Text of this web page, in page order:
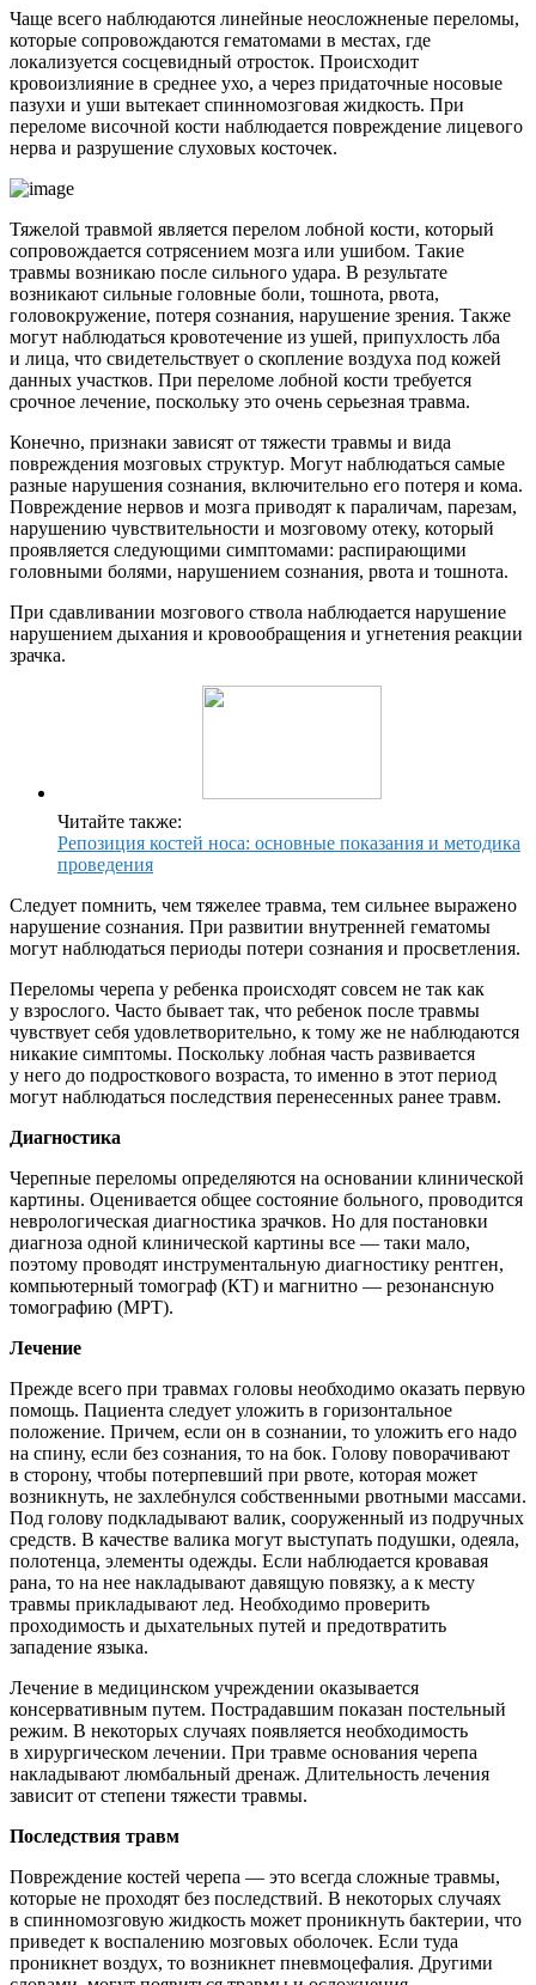
Чаще всего наблюдаются линейные неосложненые переломы,
которые сопровождаются гематомами в местах, где
локализуется сосцевидный отросток. Происходит
кровоизлияние в среднее ухо, а через придаточные носовые
пазухи и уши вытекает спинномозговая жидкость. При
переломе височной кости наблюдается повреждение лицевого
нерва и разрушение слуховых косточек.
Тяжелой травмой является перелом лобной кости, который
сопровождается сотрясением мозга или ушибом. Такие
травмы возникаю после сильного удара. В результате
возникают сильные головные боли, тошнота, рвота,
головокружение, потеря сознания, нарушение зрения. Также
могут наблюдаться кровотечение из ушей, припухлость лба
и лица, что свидетельствует о скопление воздуха под кожей
данных участков. При переломе лобной кости требуется
срочное лечение, поскольку это очень серьезная травма.
Конечно, признаки зависят от тяжести травмы и вида
повреждения мозговых структур. Могут наблюдаться самые
разные нарушения сознания, включительно его потеря и кома.
Повреждение нервов и мозга приводят к параличам, парезам,
нарушению чувствительности и мозговому отеку, который
проявляется следующими симптомами: распирающими
головными болями, нарушением сознания, рвота и тошнота.
При сдавливании мозгового ствола наблюдается нарушение
нарушением дыхания и кровообращения и угнетения реакции
зрачка.
Читайте также:
Репозиция костей носа: основные показания и методика
проведения
Следует помнить, чем тяжелее травма, тем сильнее выражено
нарушение сознания. При развитии внутренней гематомы
могут наблюдаться периоды потери сознания и просветления.
Переломы черепа у ребенка происходят совсем не так как
у взрослого. Часто бывает так, что ребенок после травмы
чувствует себя удовлетворительно, к тому же не наблюдаются
никакие симптомы. Поскольку лобная часть развивается
у него до подросткового возраста, то именно в этот период
могут наблюдаться последствия перенесенных ранее травм.
Диагностика
Черепные переломы определяются на основании клинической
картины. Оценивается общее состояние больного, проводится
неврологическая диагностика зрачков. Но для постановки
диагноза одной клинической картины все — таки мало,
поэтому проводят инструментальную диагностику рентген,
компьютерный томограф (КТ) и магнитно — резонансную
томографию (МРТ).
Лечение
Прежде всего при травмах головы необходимо оказать первую
помощь. Пациента следует уложить в горизонтальное
положение. Причем, если он в сознании, то уложить его надо
на спину, если без сознания, то на бок. Голову поворачивают
в сторону, чтобы потерпевший при рвоте, которая может
возникнуть, не захлебнулся собственными рвотными массами.
Под голову подкладывают валик, сооруженный из подручных
средств. В качестве валика могут выступать подушки, одеяла,
полотенца, элементы одежды. Если наблюдается кровавая
рана, то на нее накладывают давящую повязку, а к месту
травмы прикладывают лед. Необходимо проверить
проходимость и дыхательных путей и предотвратить
западение языка.
Лечение в медицинском учреждении оказывается
консервативным путем. Пострадавшим показан постельный
режим. В некоторых случаях появляется необходимость
в хирургическом лечении. При травме основания черепа
накладывают люмбальный дренаж. Длительность лечения
зависит от степени тяжести травмы.
Последствия травм
Повреждение костей черепа — это всегда сложные травмы,
которые не проходят без последствий. В некоторых случаях
в спинномозговую жидкость может проникнуть бактерии, что
приведет к воспалению мозговых оболочек. Если туда
проникнет воздух, то возникнет пневмоцефалия. Другими